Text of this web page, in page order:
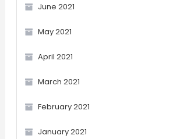
June 2021
May 2021
April 2021
March 2021
February 2021
January 2021